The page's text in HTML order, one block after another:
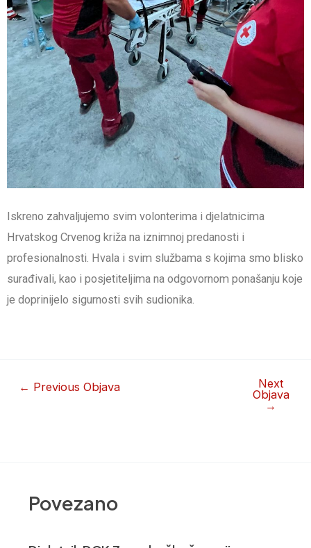
Iskreno zahvaljujemo svim volonterima i djelatnicima
Hrvatskog Crvenog križa na iznimnoj predanosti i
profesionalnosti. Hvala i svim službama s kojima smo blisko
surađivali, kao i posjetiteljima na odgovornom ponašanju koje
je doprinijelo sigurnosti svih sudionika.
← Previous Objava
Next
Objava
→
Povezano